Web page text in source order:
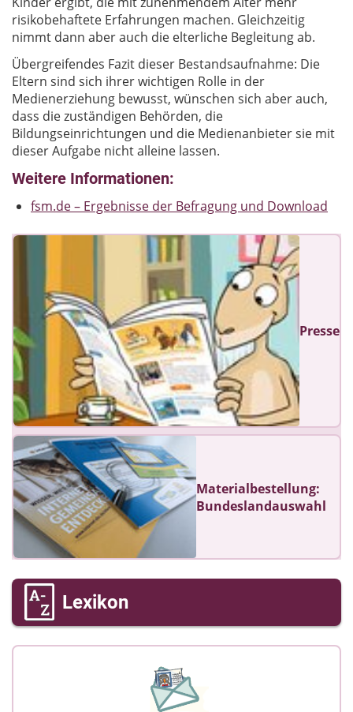
risikobehaftete Erfahrungen machen. Gleichzeitig
nimmt dann aber auch die elterliche Begleitung ab.
Übergreifendes Fazit dieser Bestandsaufnahme: Die
Eltern sind sich ihrer wichtigen Rolle in der
Medienerziehung bewusst, wünschen sich aber auch,
dass die zuständigen Behörden, die
Bildungseinrichtungen und die Medienanbieter sie mit
dieser Aufgabe nicht alleine lassen.
Weitere Informationen:
fsm.de – Ergebnisse der Befragung und Download
Presse
Materialbestellung:
Bundeslandauswahl
Lexikon